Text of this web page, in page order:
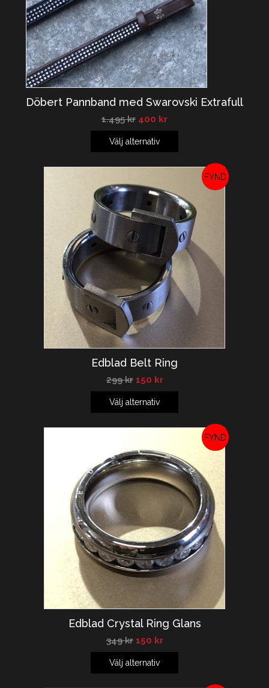
Döbert Pannband med Swarovski Extrafull
1.495kr 400 kr
Välj alternativ
Edblad Belt Ring
299kr 150 kr
Välj alternativ
Edblad Crystal Ring Glans
349kr 150 kr
Välj alternativ